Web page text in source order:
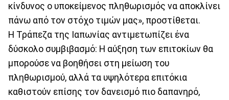
κίνδυνος ο υποκείμενος πληθωρισμός να αποκλίνει
πάνω από τον στόχο τιμών μας», προστίθεται.
Η Τράπεζα της Ιαπωνίας αντιμετωπίζει ένα
δύσκολο συμβιβασμό: Η αύξηση των επιτοκίων θα
μπορούσε να βοηθήσει στη μείωση του
πληθωρισμού, αλλά τα υψηλότερα επιτόκια
καθιστούν επίσης τον δανεισμό πιο δαπανηρό,